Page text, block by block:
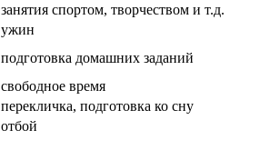
занятия спортом, творчеством и т.д.
ужин
подготовка домашних заданий
свободное время
перекличка, подготовка ко сну
отбой